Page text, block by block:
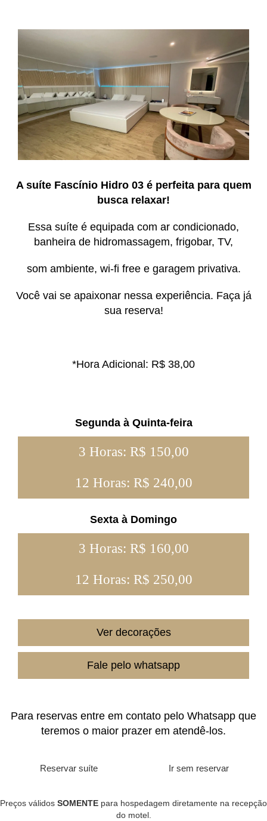
A suíte Fascínio Hidro 03 é perfeita para quem
busca relaxar!
Essa suíte é equipada com ar condicionado,
banheira de hidromassagem, frigobar, TV,
som ambiente, wi-fi free e garagem privativa.
Você vai se apaixonar nessa experiência. Faça já
sua reserva!
*Hora Adicional: R$ 38,00
Segunda à Quinta-feira
3 Horas: R$ 150,00
12 Horas: R$ 240,00
Sexta à Domingo
3 Horas: R$ 160,00
12 Horas: R$ 250,00
Ver decorações
Fale pelo whatsapp
Para reservas entre em contato pelo Whatsapp que
teremos o maior prazer em atendê-los.
Reservar suíte Ir sem reservar
Preços válidos SOMENTE para hospedagem diretamente na recepção
do motel.